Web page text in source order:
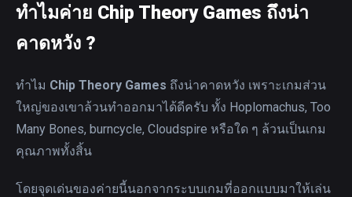
ทำไมค่าย Chip Theory Games ถึงน่า
คาดหวัง ?
ทำไม Chip Theory Games ถึงน่าคาดหวัง เพราะเกมส่วน
ใหญ่ของเขาล้วนทำออกมาได้ดีครับ ทั้ง Hoplomachus, Too
Many Bones, burncycle, Cloudspire หรือใด ๆ ล้วนเป็นเกม
คุณภาพทั้งสิ้น
โดยจุดเด่นของค่ายนี้นอกจากระบบเกมที่ออกแบบมาให้เล่น